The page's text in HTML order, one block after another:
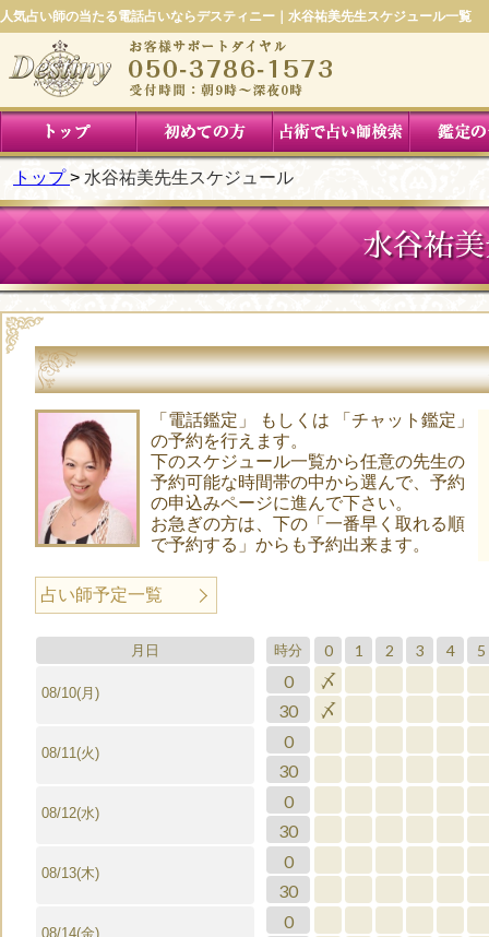
人気占い師の当たる電話占いならデスティニー｜水谷祐美先生スケジュール一覧
トップ 水谷祐美先生スケジュール
水谷祐
「電話鑑定」 もしくは 「チャット鑑定」
の予約を行えます。
下のスケジュール一覧から任意の先生の
予約可能な時間帯の中から選んで、予約
の申込みページに進んで下さい。
お急ぎの方は、下の「一番早く取れる順
で予約する」からも予約出来ます。
占い師予定一覧
月日 時分 0 1 2 3 4 5
08/10(月)
0 〆
30 〆
08/11(火)
0
30
08/12(水)
0
30
08/13(木)
0
30
08/14(金)
0